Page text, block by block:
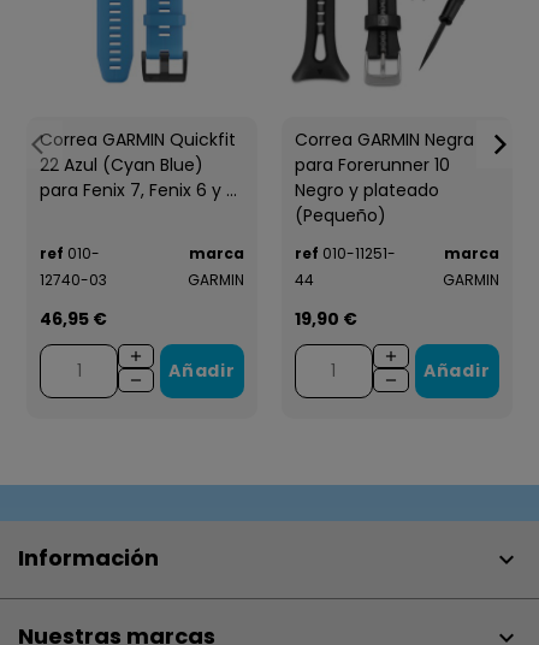
Correa GARMIN Quickfit
22 Azul (Cyan Blue)
para Fenix 7, Fenix 6 y ...
ref 010-
12740-03
marca
GARMIN
46,95 €
Añadir
Correa GARMIN Negra
para Forerunner 10
Negro y plateado
(Pequeño)
ref 010-11251-
44
marca
GARMIN
19,90 €
Añadir
Información 
Nuestras marcas 